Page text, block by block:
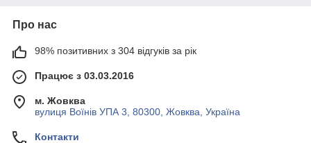
Про нас
98% позитивних з 304 відгуків за рік
Працює з 03.03.2016
м. Жовква
вулиця Воїнів УПА 3, 80300, Жовква, Україна
Контакти